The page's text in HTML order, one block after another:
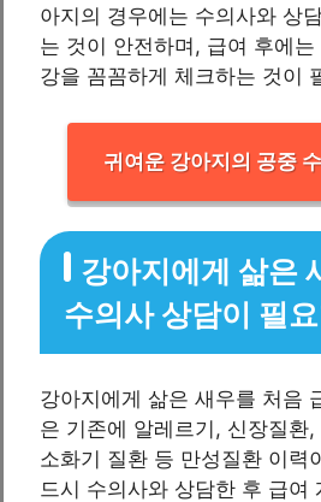
아지의 경우에는 수의사와 상
는 것이 안전하며, 급여 후에
강을 꼼꼼하게 체크하는 것이
귀여운 강아지의 공중
강아지에게 삶은
수의사 상담이 필
강아지에게 삶은 새우를 처음
은 기존에 알레르기, 신장질환
소화기 질환 등 만성질환 이력
드시 수의사와 상담한 후 급여